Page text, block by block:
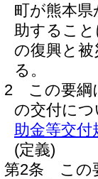
町が熊本
助するこ
の復興と
る。
2
この要綱
の交付に
助金等交付
(定義)
第2条
この